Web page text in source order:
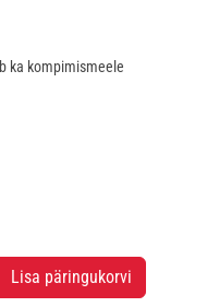
ka kompimismeele
Lisa päringukorvi